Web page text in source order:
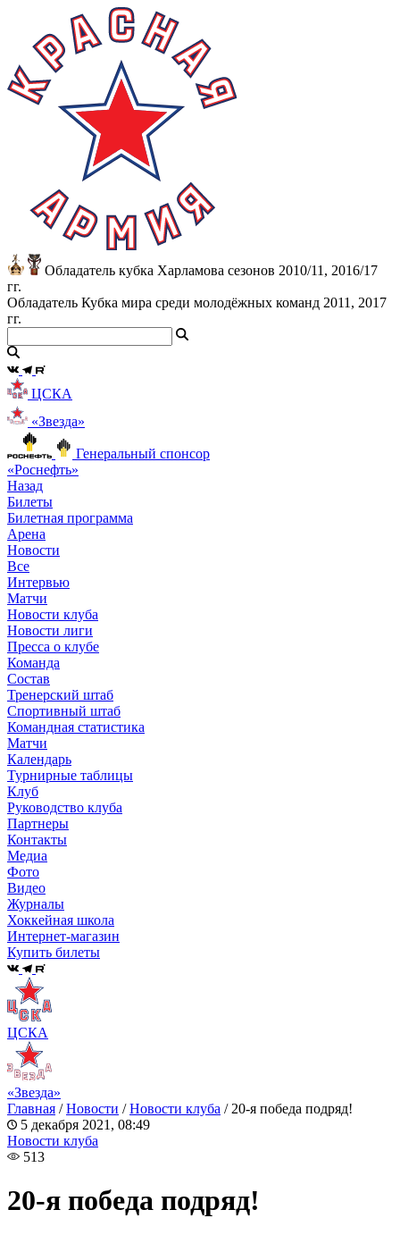
Обладатель кубка Харламова сезонов 2010/11, 2016/17
гг.
Обладатель Кубка мира среди молодёжных команд 2011, 2017
гг.
ЦСКА
«Звезда»
Генеральный спонсор
«Роснефть»
Назад
Билеты
Билетная программа
Арена
Новости
Все
Интервью
Матчи
Новости клуба
Новости лиги
Пресса о клубе
Команда
Состав
Тренерский штаб
Спортивный штаб
Командная статистика
Матчи
Календарь
Турнирные таблицы
Клуб
Руководство клуба
Партнеры
Контакты
Медиа
Фото
Видео
Журналы
Хоккейная школа
Интернет-магазин
Купить билеты
ЦСКА
«Звезда»
Главная /Новости /Новости клуба / 20-я победа подряд!
5 декабря 2021, 08:49
Новости клуба
513
20-я победа подряд!